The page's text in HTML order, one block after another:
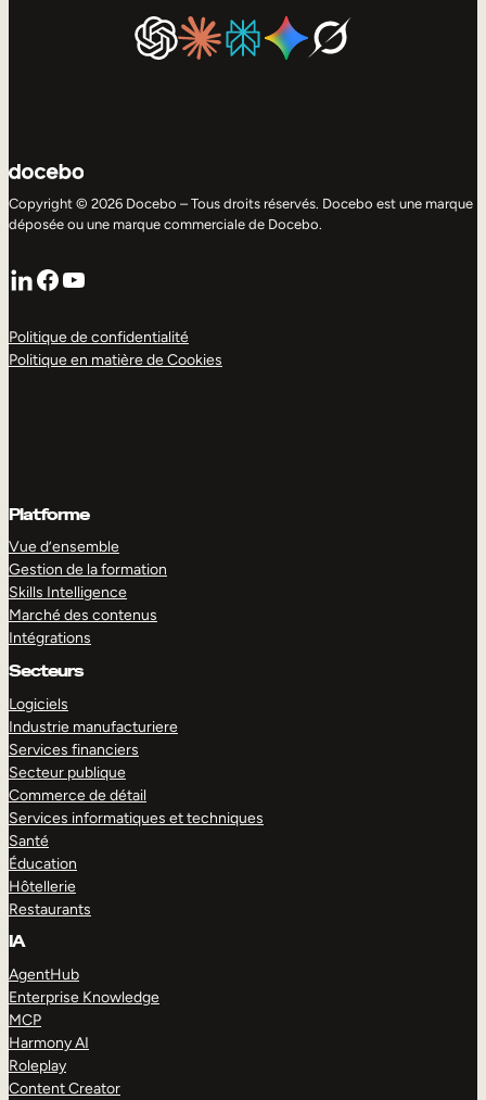
Copyright © 2026 Docebo – Tous droits réservés. Docebo est une marque
déposée ou une marque commerciale de Docebo.
LinkedIn
Facebook
YouTube
Politique de confidentialité
Politique en matière de Cookies
Platforme
Vue d’ensemble
Gestion de la formation
Skills Intelligence
Marché des contenus
Intégrations
Secteurs
Logiciels
Industrie manufacturiere
Services financiers
Secteur publique
Commerce de détail
Services informatiques et techniques
Santé
Éducation
Hôtellerie
Restaurants
IA
AgentHub
Enterprise Knowledge
MCP
Harmony AI
Roleplay
Content Creator